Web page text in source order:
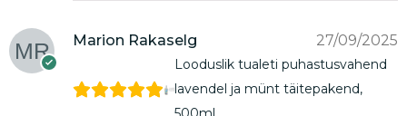
Marion Rakaselg 27/09/2025
Looduslik tualeti puhastusvahend
lavendel ja münt täitepakend,